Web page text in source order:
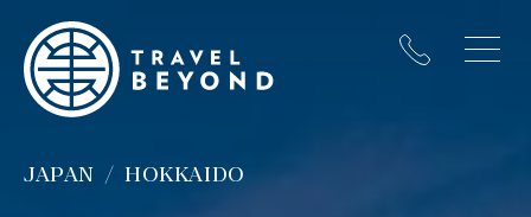
JAPAN HOKKAIDO